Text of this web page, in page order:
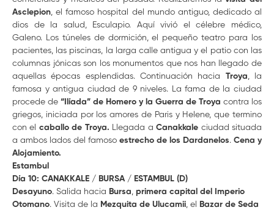
Asclepion, el famoso hospital del mundo antiguo, dedicado al
dios de la salud, Esculapio. Aquí vivió el célebre médico,
Galeno. Los túneles de dormición, el pequeño teatro para los
pacientes, las piscinas, la larga calle antigua y el patio con las
columnas jónicas son los monumentos que nos han llegado de
aquellas épocas esplendidas. Continuación hacia Troya, la
famosa y antigua ciudad de 9 niveles. La fama de la ciudad
procede de “Ilíada” de Homero y la Guerra de Troya contra los
griegos, iniciada por los amores de Paris y Helene, que termino
con el caballo de Troya. Llegada aCanakkale ciudad situada
a ambos lados del famoso estrecho de los Dardanelos. Cena y
Alojamiento.
Estambul
Día 10: CANAKKALE / BURSA / ESTAMBUL (D)
Desayuno. Salida hacia Bursa, primera capital del Imperio
Otomano. Visita de la Mezquita de Ulucamii, el
Bazar de Seda